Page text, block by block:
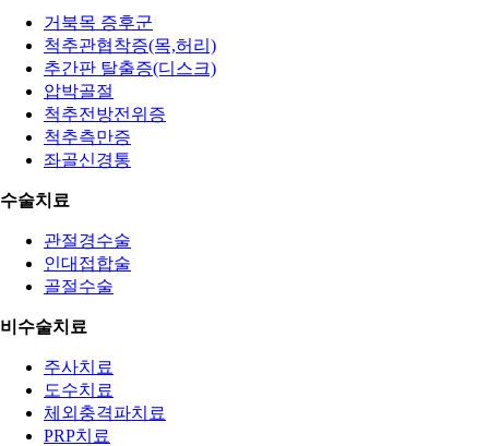
거북목 증후군
척추관협착증(목,허리)
추간판 탈출증(디스크)
압박골절
척추전방전위증
척추측만증
좌골신경통
수술치료
관절경수술
인대접합술
골절수술
비수술치료
주사치료
도수치료
체외충격파치료
PRP치료